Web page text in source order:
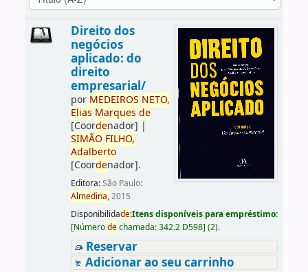
Direito dos
negócios
aplicado: do
direito
empresarial/
por MEDEIROS NETO,
Elias Marques de
[Coordenador] |
SIMÃO FILHO,
Adalberto
[Coordenador].
Editora:São Paulo:
Almedina,2015
Disponibilidade:Itens disponíveis para empréstimo:
[Númerodechamada:342.2 D598] (2).
Reservar
Adicionar ao seu carrinho